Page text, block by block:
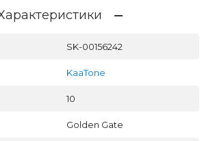
SK-00156242
KaaTone
10
Golden Gate